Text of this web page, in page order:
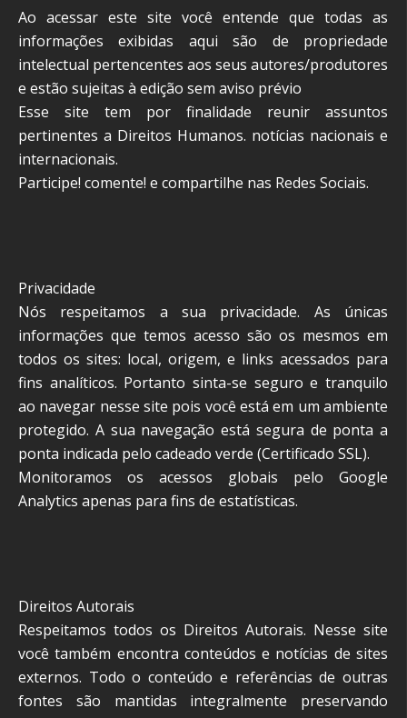
Ao acessar este site você entende que todas as
informações exibidas aqui são de propriedade
intelectual pertencentes aos seus autores/produtores
e estão sujeitas à edição sem aviso prévio
Esse site tem por finalidade reunir assuntos
pertinentes a Direitos Humanos. notícias nacionais e
internacionais.
Participe! comente! e compartilhe nas Redes Sociais.
Privacidade
Nós respeitamos a sua privacidade. As únicas
informações que temos acesso são os mesmos em
todos os sites: local, origem, e links acessados para
fins analíticos. Portanto sinta-se seguro e tranquilo
ao navegar nesse site pois você está em um ambiente
protegido. A sua navegação está segura de ponta a
ponta indicada pelo cadeado verde (Certificado SSL).
Monitoramos os acessos globais pelo Google
Analytics apenas para fins de estatísticas.
Direitos Autorais
Respeitamos todos os Direitos Autorais. Nesse site
você também encontra conteúdos e notícias de sites
externos. Todo o conteúdo e referências de outras
fontes são mantidas integralmente preservando